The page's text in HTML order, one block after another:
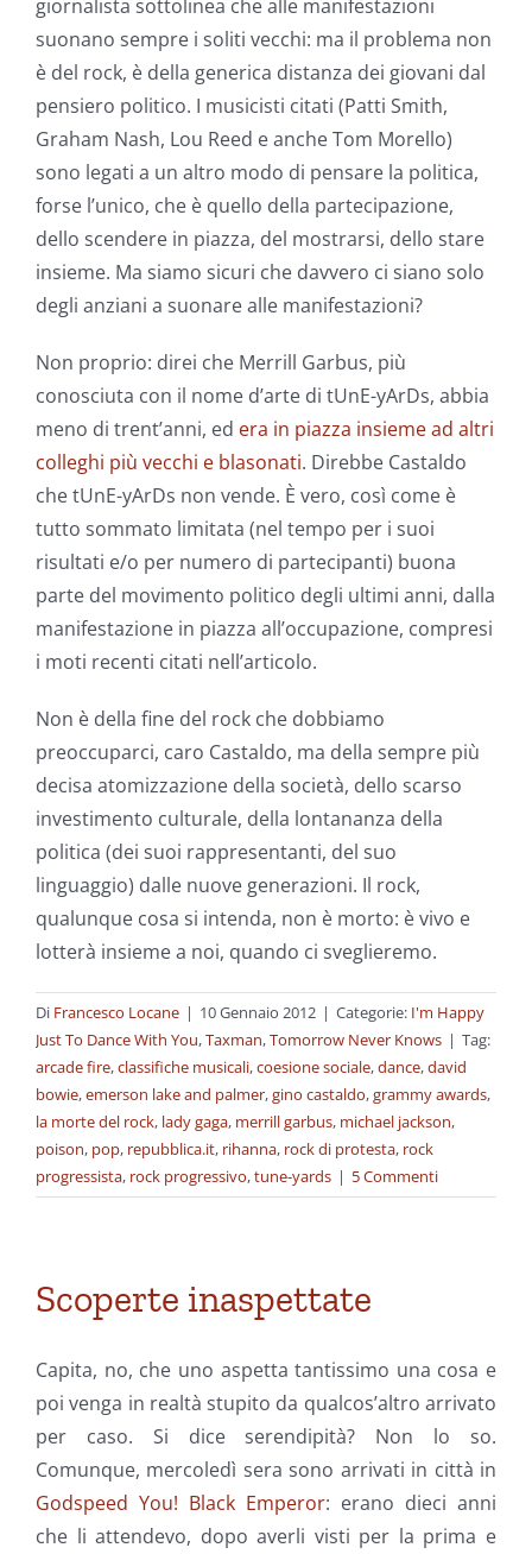
giornalista sottolinea che alle manifestazioni
suonano sempre i soliti vecchi: ma il problema non
è del rock, è della generica distanza dei giovani dal
pensiero politico. I musicisti citati (Patti Smith,
Graham Nash, Lou Reed e anche Tom Morello)
sono legati a un altro modo di pensare la politica,
forse l’unico, che è quello della partecipazione,
dello scendere in piazza, del mostrarsi, dello stare
insieme. Ma siamo sicuri che davvero ci siano solo
degli anziani a suonare alle manifestazioni?
Non proprio: direi che Merrill Garbus, più
conosciuta con il nome d’arte di tUnE-yArDs, abbia
meno di trent’anni, ed era in piazza insieme ad altri
colleghi più vecchi e blasonati. Direbbe Castaldo
che tUnE-yArDs non vende. È vero, così come è
tutto sommato limitata (nel tempo per i suoi
risultati e/o per numero di partecipanti) buona
parte del movimento politico degli ultimi anni, dalla
manifestazione in piazza all’occupazione, compresi
i moti recenti citati nell’articolo.
Non è della fine del rock che dobbiamo
preoccuparci, caro Castaldo, ma della sempre più
decisa atomizzazione della società, dello scarso
investimento culturale, della lontananza della
politica (dei suoi rappresentanti, del suo
linguaggio) dalle nuove generazioni. Il rock,
qualunque cosa si intenda, non è morto: è vivo e
lotterà insieme a noi, quando ci sveglieremo.
Di Francesco Locane | 10 Gennaio 2012 | Categorie: I'm Happy
Just To Dance With You,Taxman,Tomorrow Never Knows | Tag:
arcade fire,classifiche musicali,coesione sociale,dance,david
bowie,emerson lake and palmer,gino castaldo,grammy awards,
la morte del rock, lady gaga, merrill garbus, michael jackson,
poison, pop, repubblica.it, rihanna, rock di protesta, rock
progressista, rock progressivo,tune-yards | 5 Commenti
Scoperte inaspettate
Capita, no, che uno aspetta tantissimo una cosa e
poi venga in realtà stupito da qualcos’altro arrivato
per caso. Si dice serendipità? Non lo so.
Comunque, mercoledì sera sono arrivati in città in
Godspeed You! Black Emperor: erano dieci anni
che li attendevo, dopo averli visti per la prima e